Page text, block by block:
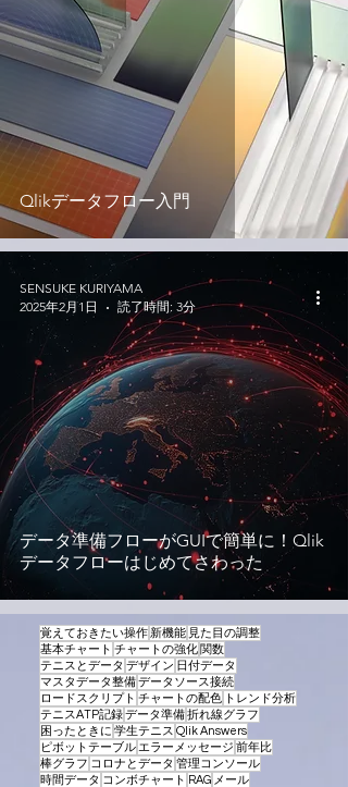
Qlikデータフロー入門
データ準備フローがGUIで簡単に！Qlik
データフローはじめてさわった
SENSUKE KURIYAMA
2025年2月1日
読了時間: 3分
覚えておきたい操作 新機能 見た目の調整
基本チャート チャートの強化 関数
テニスとデータ デザイン 日付データ
マスタデータ整備データソース接続
ロードスクリプト チャートの配色 トレンド分析
テニスATP記録データ準備折れ線グラフ
困ったときに 学生テニス Qlik Answers
ピボットテーブル エラーメッセージ 前年比
棒グラフ コロナとデータ 管理コンソール
時間データ コンボチャート RAG メール